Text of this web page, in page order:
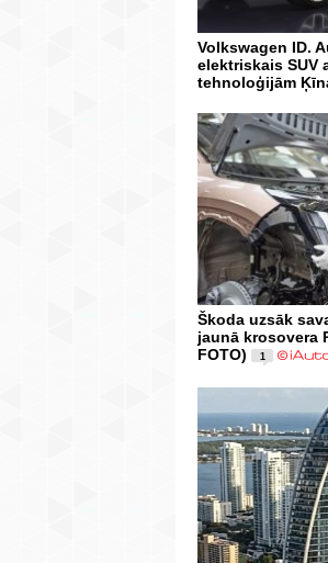
Volkswagen ID.
elektriskais SUV
tehnoloģijām
Škoda uzsāk
jaunā krosovera
FOTO)
1